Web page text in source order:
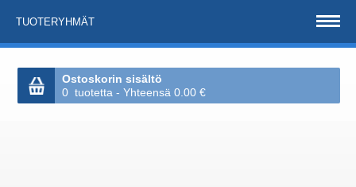
TUOTERYHMÄT
Ostoskorin sisältö
0 tuotetta - Yhteensä 0.00 €